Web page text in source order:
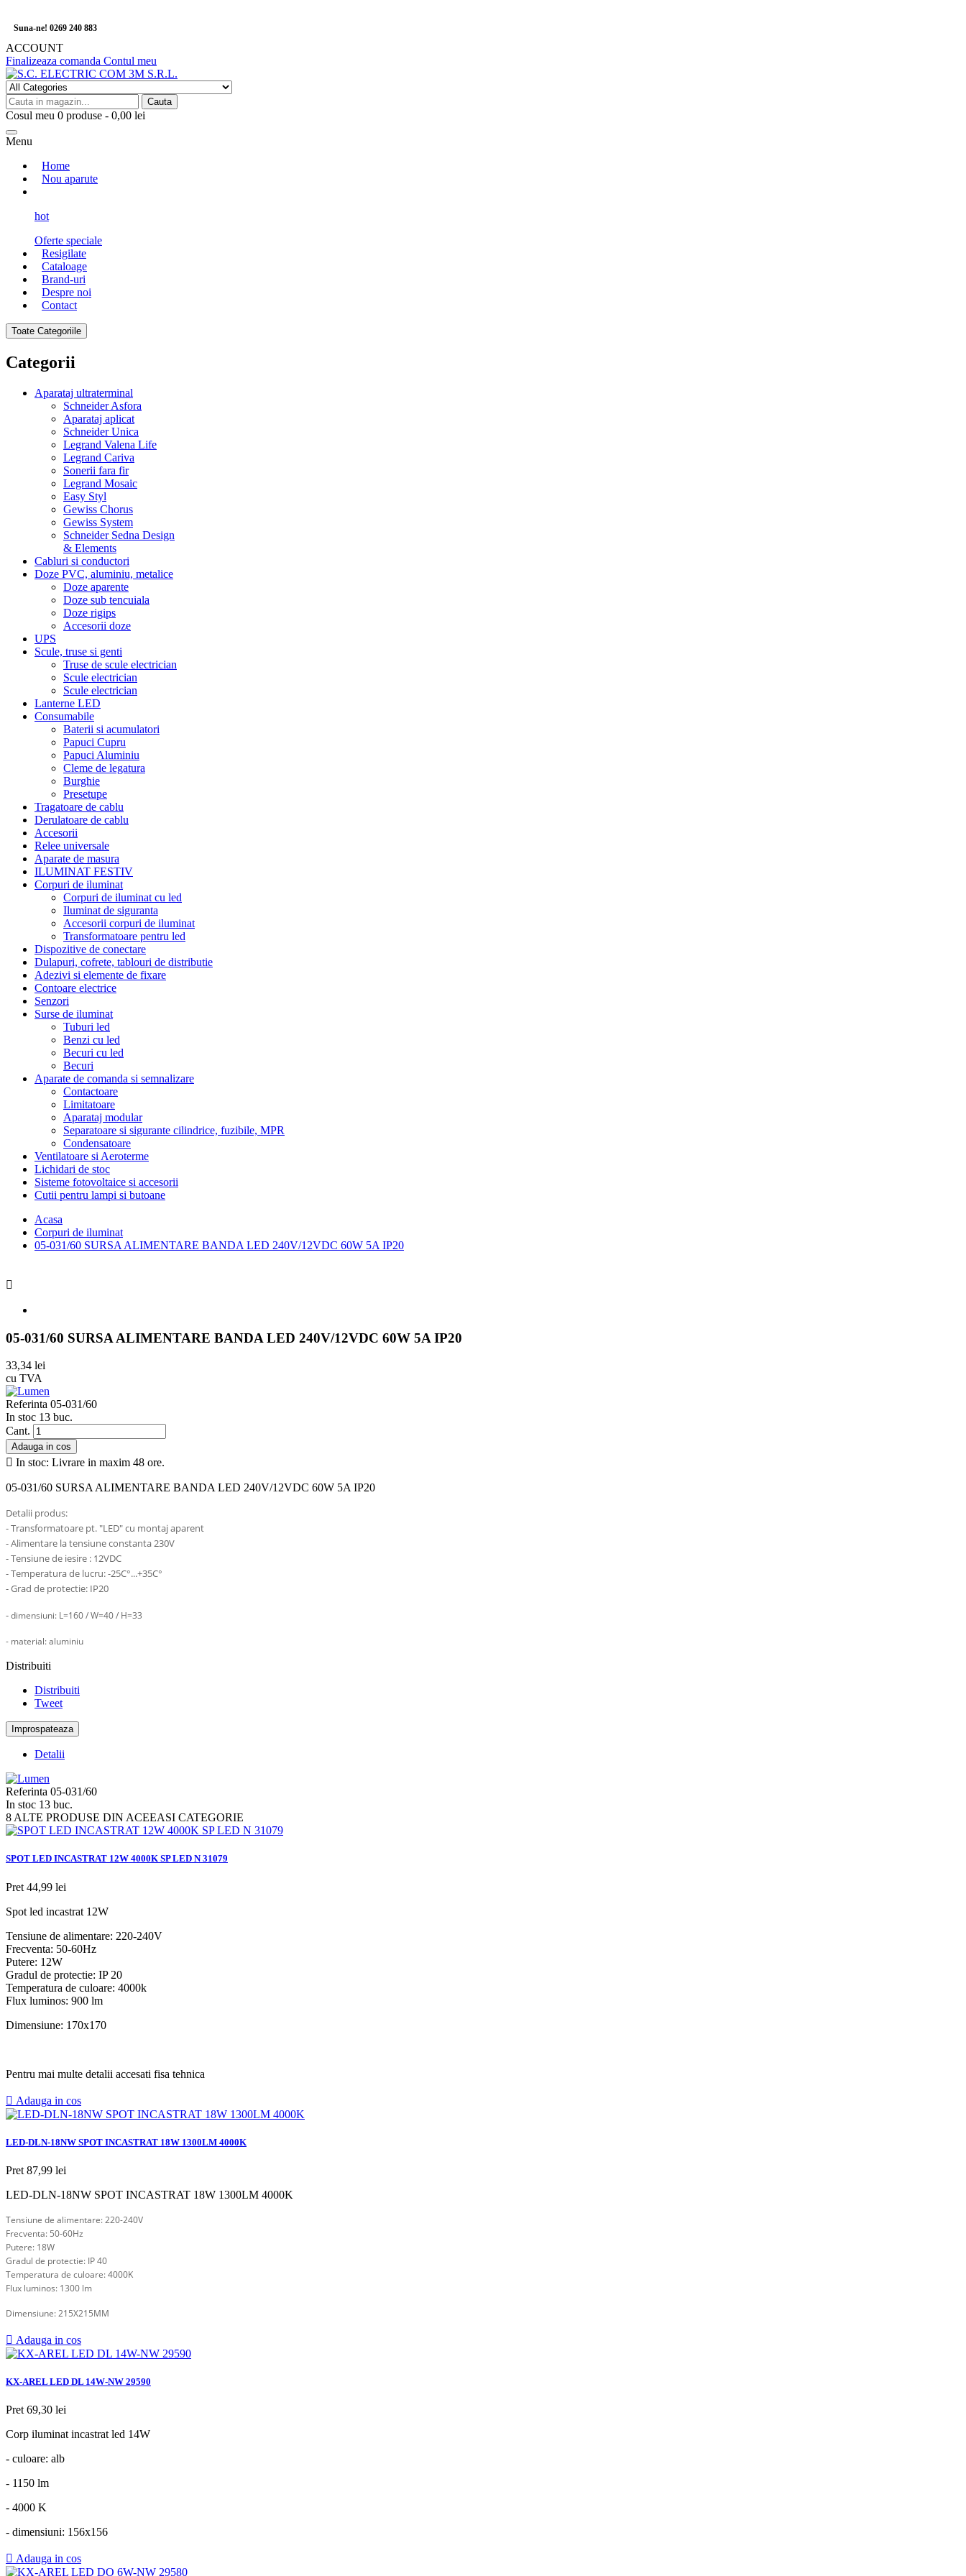
Suna-ne! 0269 240 883
ACCOUNT
Finalizeaza comanda Contul meu
Cauta
Cosul meu 0 produse - 0,00 lei
Menu
Home
Nou aparute
hot
Oferte speciale
Resigilate
Cataloage
Brand-uri
Despre noi
Contact
Toate Categoriile
Categorii
Aparataj ultraterminal
Schneider Asfora
Aparataj aplicat
Schneider Unica
Legrand Valena Life
Legrand Cariva
Sonerii fara fir
Legrand Mosaic
Easy Styl
Gewiss Chorus
Gewiss System
Schneider Sedna Design
& Elements
Cabluri si conductori
Doze PVC, aluminiu, metalice
Doze aparente
Doze sub tencuiala
Doze rigips
Accesorii doze
UPS
Scule, truse si genti
Truse de scule electrician
Scule electrician
Scule electrician
Lanterne LED
Consumabile
Baterii si acumulatori
Papuci Cupru
Papuci Aluminiu
Cleme de legatura
Burghie
Presetupe
Tragatoare de cablu
Derulatoare de cablu
Accesorii
Relee universale
Aparate de masura
ILUMINAT FESTIV
Corpuri de iluminat
Corpuri de iluminat cu led
Iluminat de siguranta
Accesorii corpuri de iluminat
Transformatoare pentru led
Dispozitive de conectare
Dulapuri, cofrete, tablouri de distributie
Adezivi si elemente de fixare
Contoare electrice
Senzori
Surse de iluminat
Tuburi led
Benzi cu led
Becuri cu led
Becuri
Aparate de comanda si semnalizare
Contactoare
Limitatoare
Aparataj modular
Separatoare si sigurante cilindrice, fuzibile, MPR
Condensatoare
Ventilatoare si Aeroterme
Lichidari de stoc
Sisteme fotovoltaice si accesorii
Cutii pentru lampi si butoane
Acasa
Corpuri de iluminat
05-031/60 SURSA ALIMENTARE BANDA LED 240V/12VDC 60W 5A IP20

05-031/60 SURSA ALIMENTARE BANDA LED 240V/12VDC 60W 5A IP20
33,34 lei
cu TVA
Referinta 05-031/60
In stoc 13 buc.
Cant.
Adauga in cos
 In stoc: Livrare in maxim 48 ore.
05-031/60 SURSA ALIMENTARE BANDA LED 240V/12VDC 60W 5A IP20
Detalii produs:
- Transformatoare pt. "LED" cu montaj aparent
- Alimentare la tensiune constanta 230V
- Tensiune de iesire : 12VDC
- Temperatura de lucru: -25C°...+35C°
- Grad de protectie: IP20
-dimensiuni: L=160 / W=40 / H=33
- material: aluminiu
Distribuiti
Distribuiti
Tweet
Detalii
Referinta 05-031/60
In stoc 13 buc.
8 ALTE PRODUSE DIN ACEEASI CATEGORIE
SPOT LED INCASTRAT 12W 4000K SP LED N 31079
Pret 44,99 lei
Spot led incastrat 12W
Tensiune de alimentare: 220-240V
Frecventa: 50-60Hz
Putere: 12W
Gradul de protectie: IP 20
Temperatura de culoare: 4000k
Flux luminos: 900 lm
Dimensiune: 170x170
Pentru mai multe detalii accesati fisa tehnica
 Adauga in cos
LED-DLN-18NW SPOT INCASTRAT 18W 1300LM 4000K
Pret 87,99 lei
LED-DLN-18NW SPOT INCASTRAT 18W 1300LM 4000K
Tensiune de alimentare: 220-240V
Frecventa: 50-60Hz
Putere: 18W
Gradul de protectie: IP 40
Temperatura de culoare: 4000K
Flux luminos: 1300 lm
Dimensiune: 215X215MM
 Adauga in cos
KX-AREL LED DL 14W-NW 29590
Pret 69,30 lei
Corp iluminat incastrat led 14W
- culoare: alb
- 1150 lm
- 4000 K
- dimensiuni: 156x156
 Adauga in cos